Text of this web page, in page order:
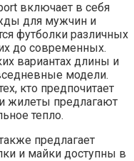
включает в себя
для мужчин и
футболки различных
до современных.
вариантах длины и
модели.
кто предпочитает
жилеты предлагают
тепло.
предлагает
и майки доступны в